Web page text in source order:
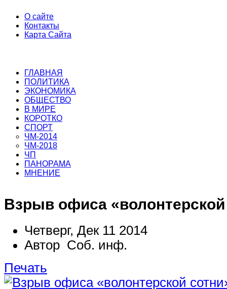
О сайте
Контакты
Карта Сайта
ГЛАВНАЯ
ПОЛИТИКА
ЭКОНОМИКА
ОБЩЕСТВО
В МИРЕ
КОРОТКО
СПОРТ
ЧМ-2014
ЧМ-2018
ЧП
ПАНОРАМА
МНЕНИЕ
Взрыв офиса «волонтерской
Четверг, Дек 11 2014
Автор Соб. инф.
Печать